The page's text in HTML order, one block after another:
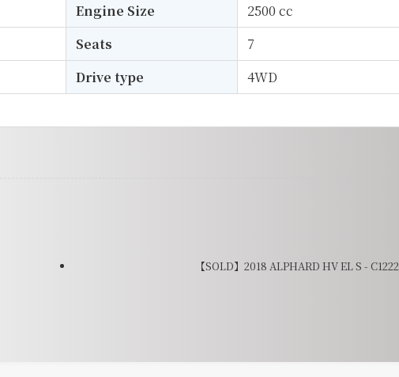
Engine Size
2500 cc
Seats
7
Drive type
4WD
【SOLD】2018 ALPHARD HV EL S - C1222